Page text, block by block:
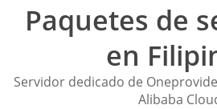
Paquetes de
en
Servidor dedicado de
Alibaba